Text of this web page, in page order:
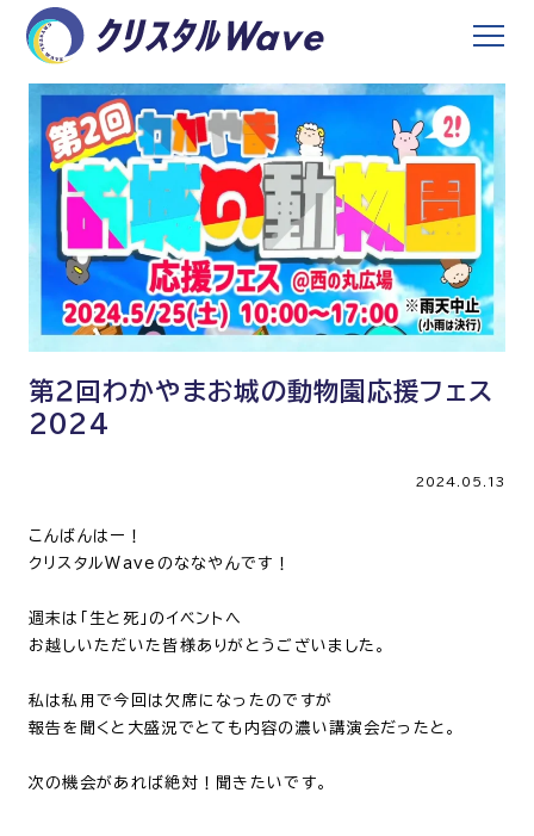
第２回わかやまお城の動物園応援フェス
2024
2024.05.13
こんばんはー！
クリスタルWaveのななやんです！
週末は「生と死」のイベントへ
お越しいただいた皆様ありがとうございました。
私は私用で今回は欠席になったのですが
報告を聞くと大盛況でとても内容の濃い講演会だったと。
次の機会があれば絶対！聞きたいです。